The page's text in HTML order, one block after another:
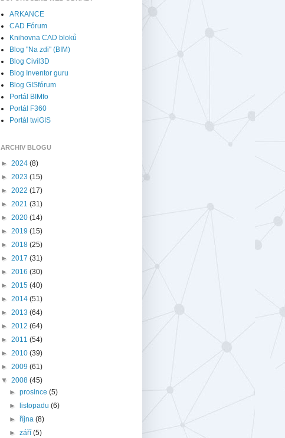
ARKANCE
CAD Fórum
Knihovna CAD bloků
Blog "Na zdi" (BIM)
Blog Civil3D
Blog Inventor guru
Blog GISfórum
Portál BIMfo
Portál F360
Portál twiGIS
ARCHIV BLOGU
► 2024 (8)
► 2023 (15)
► 2022 (17)
► 2021 (31)
► 2020 (14)
► 2019 (15)
► 2018 (25)
► 2017 (31)
► 2016 (30)
► 2015 (40)
► 2014 (51)
► 2013 (64)
► 2012 (64)
► 2011 (54)
► 2010 (39)
► 2009 (61)
▼ 2008 (45)
►prosince(5)
►
listopadu(6)
►října(8)
►září(5)